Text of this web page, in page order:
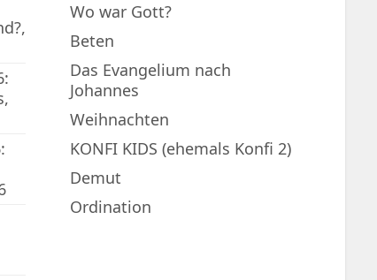
Wo war Gott?
Beten
Das Evangelium nach
Johannes
Weihnachten
KONFI KIDS (ehemals Konfi 2)
Demut
Ordination